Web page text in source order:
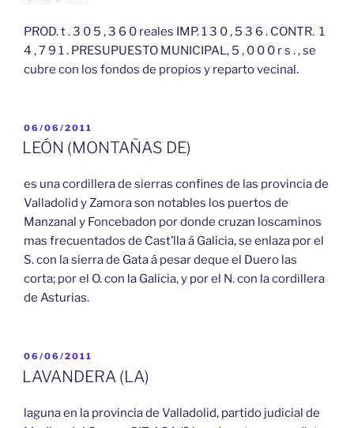
PROD. t . 3 0 5 , 3 6 0 reales IMP. 1 3 0 , 5 3 6 . CONTR. 1
4 , 7 9 1 . PRESUPUESTO MUNICIPAL, 5 , 0 0 0 r s . , se
cubre con los fondos de propios y reparto vecinal.
PUBLICADO
EL
06/06/2011
LEÓN (MONTAÑAS DE)
es una cordillera de sierras confines de las provincia de
Valladolid y Zamora son notables los puertos de
Manzanal y Foncebadon por donde cruzan loscaminos
mas frecuentados de Cast’lla á Galicia, se enlaza por el
S. con la sierra de Gata á pesar deque el Duero las
corta; por el O. con la Galicia, y por el N. con la cordillera
de Asturias.
PUBLICADO
EL
06/06/2011
LAVANDERA (LA)
laguna en la provincia de Valladolid, partido judicial de